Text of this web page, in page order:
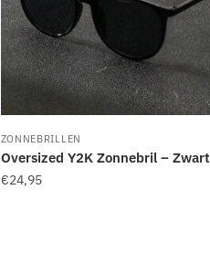
ZONNEBRILLEN
Oversized Y2K Zonnebril – Zwart
€24,95